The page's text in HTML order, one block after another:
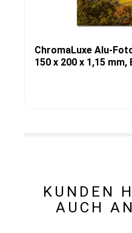
ChromaLuxe Alu-
150 x 200 x 1,15
KUNDEN
AUCH